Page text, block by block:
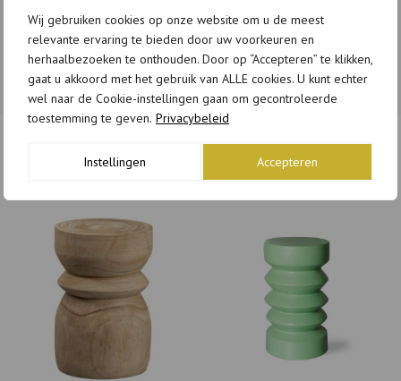
Wij gebruiken cookies op onze website om u de meest
relevante ervaring te bieden door uw voorkeuren en
herhaalbezoeken te onthouden. Door op “Accepteren” te klikken,
gaat u akkoord met het gebruik van ALLE cookies. U kunt echter
wel naar de Cookie-instellingen gaan om gecontroleerde
toestemming te geven. Privacybeleid
Instellingen Accepteren
Neem contact op voor de levertijd.
GERELATEERDE PRODUCTEN